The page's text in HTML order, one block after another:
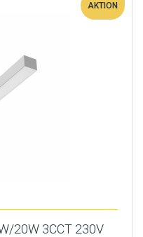
AKTION
20W 3CCT 230V